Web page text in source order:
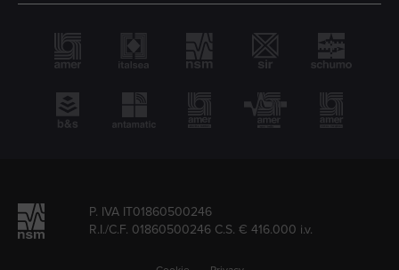
P. IVA IT01860500246
R.I./C.F. 01860500246 C.S. € 416.000 i.v.